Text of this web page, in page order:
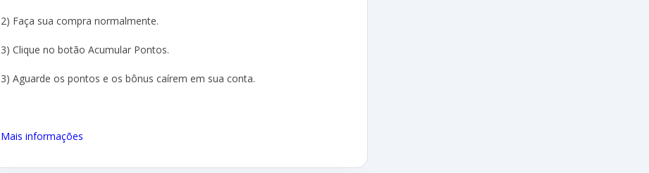
2) Faça sua compra normalmente.
3) Clique no botão Acumular Pontos.
3) Aguarde os pontos e os bônus caírem em sua conta.
Mais informações